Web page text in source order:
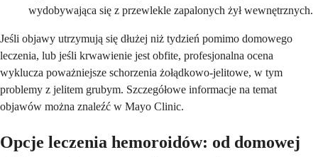
wydobywająca się z przewlekle zapalonych żył wewnętrznych.
Jeśli objawy utrzymują się dłużej niż tydzień pomimo domowego
leczenia, lub jeśli krwawienie jest obfite, profesjonalna ocena
wyklucza poważniejsze schorzenia żołądkowo-jelitowe, w tym
problemy z jelitem grubym. Szczegółowe informacje na temat
objawów można znaleźć w Mayo Clinic.
Opcje leczenia hemoroidów: od domowej